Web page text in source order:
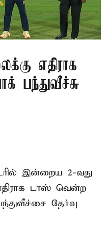
எதிராக
பந்துவீச்சு
இன்றைய 2-வது
டாஸ் வென்ற
தேர்வு